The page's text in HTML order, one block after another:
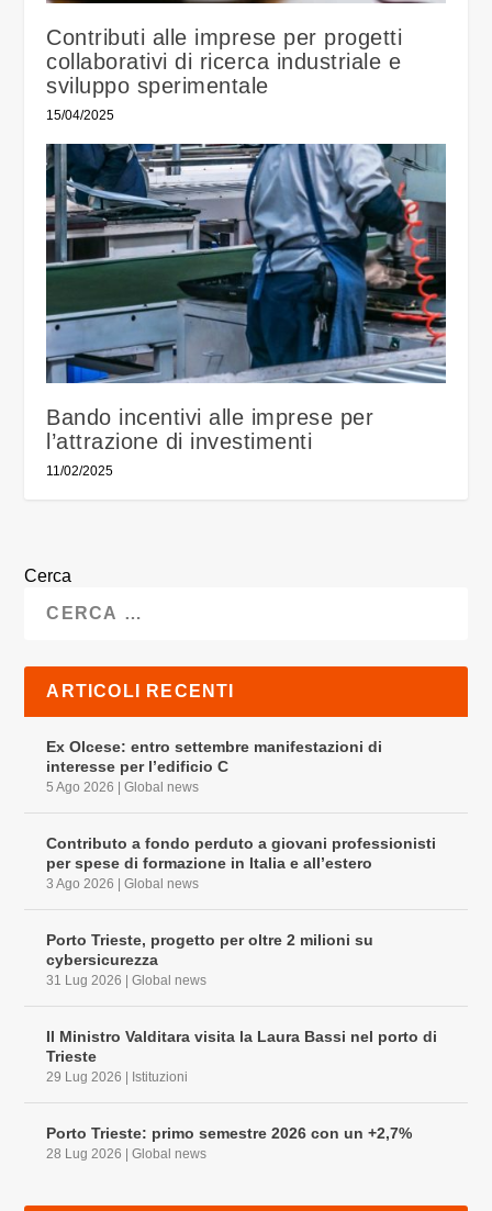
Contributi alle imprese per progetti
collaborativi di ricerca industriale e
sviluppo sperimentale
15/04/2025
Bando incentivi alle imprese per
l’attrazione di investimenti
11/02/2025
Cerca
ARTICOLI RECENTI
Ex Olcese: entro settembre manifestazioni di
interesse per l’edificio C
5 Ago 2026 |Global news
Contributo a fondo perduto a giovani professionisti
per spese di formazione in Italia e all’estero
3 Ago 2026 |Global news
Porto Trieste, progetto per oltre 2 milioni su
cybersicurezza
31 Lug 2026 |Global news
Il Ministro Valditara visita la Laura Bassi nel porto di
Trieste
29 Lug 2026 | Istituzioni
Porto Trieste: primo semestre 2026 con un +2,7%
28 Lug 2026 |Global news